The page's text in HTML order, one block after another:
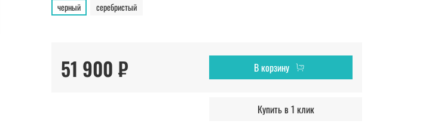
черный серебристый
51 900 ₽ В корзину
Купить в 1 клик